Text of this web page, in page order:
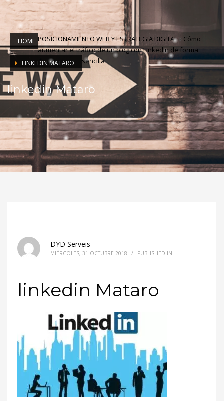
HOME POSICIONAMIENTO WEB Y ESTRATEGIA DIGITAL» Cómo
aumentar el tráfico de un blog con Linkedin de forma
sencilla
LINKEDIN MATARO
linkedin Mataro
DYD Serveis
MIÉRCOLES, 31 OCTUBRE 2018 / PUBLISHED IN
linkedin Mataro